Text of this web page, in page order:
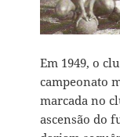
Em 1949, o
campeonato
marcada no
ascensão do